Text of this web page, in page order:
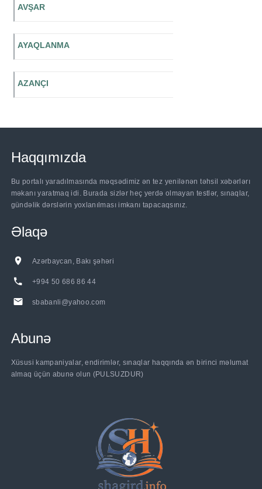
AVŞAR
AYAQLANMA
AZANÇI
Haqqımızda
Bu portalı yaradılmasında məqsədimiz ən tez yenilənən təhsil xəbərlərı
məkanı yaratmaq idi. Burada sizlər heç yerdə olmayan testlər, sınaqlar,
gündəlik dərslərin yoxlanılması imkanı tapacaqsınız.
Əlaqə
Azərbaycan, Bakı şəhəri
+994 50 686 86 44
sbabanli@yahoo.com
Abunə
Xüsusi kampaniyalar, endirimlər, sınaqlar haqqında ən birinci məlumat
almaq üçün abunə olun (PULSUZDUR)